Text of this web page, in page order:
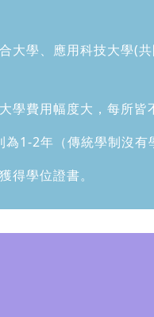
大學、應用科技大學(
學費用幅度大，每所
1-2年（傳統學制沒有
得學位證書。